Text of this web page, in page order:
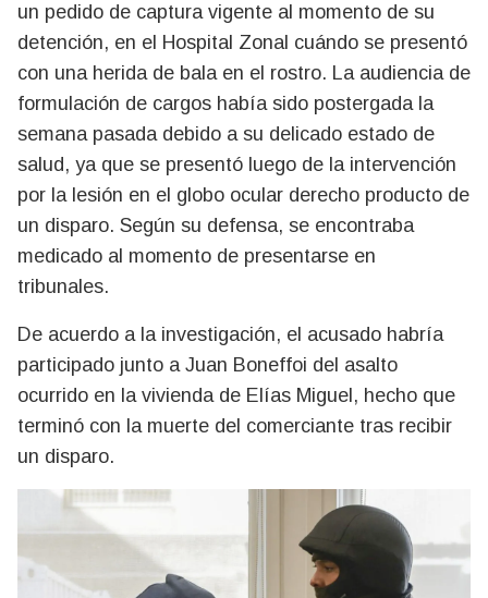
un pedido de captura vigente al momento de su
detención, en el Hospital Zonal cuándo se presentó
con una herida de bala en el rostro. La audiencia de
formulación de cargos había sido postergada la
semana pasada debido a su delicado estado de
salud, ya que se presentó luego de la intervención
por la lesión en el globo ocular derecho producto de
un disparo. Según su defensa, se encontraba
medicado al momento de presentarse en
tribunales.
De acuerdo a la investigación, el acusado habría
participado junto a Juan Boneffoi del asalto
ocurrido en la vivienda de Elías Miguel, hecho que
terminó con la muerte del comerciante tras recibir
un disparo.